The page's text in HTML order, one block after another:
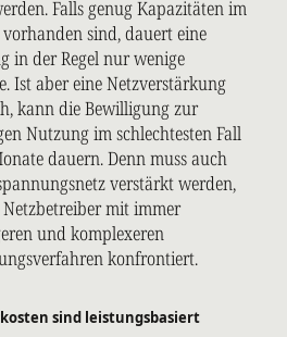
Falls genug Kapazitäten im
sind, dauert eine
in der Regel nur wenige
Ist aber eine Netzverstärkung
kann die Bewilligung zur
Nutzung im schlechtesten Fall
dauern. Denn muss auch
verstärkt werden,
Netzbetreiber mit immer
und komplexeren
konfrontiert.
sind leistungsbasiert